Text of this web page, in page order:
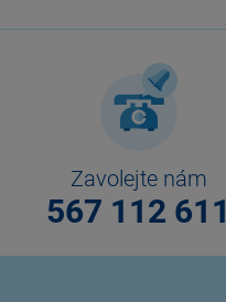
Zavolejte nám
567 112 611